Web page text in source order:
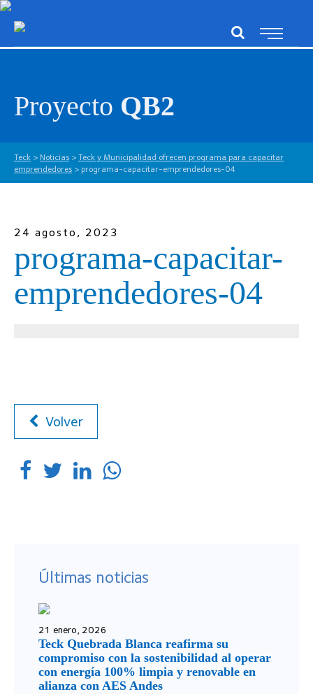
Proyecto QB2
Teck > Noticias > Teck y Municipalidad ofrecen programa para capacitar
emprendedores > programa-capacitar-emprendedores-04
24 agosto, 2023
programa-capacitar-
emprendedores-04
Volver
Últimas noticias
21 enero, 2026
Teck Quebrada Blanca reafirma su
compromiso con la sostenibilidad al operar
con energía 100% limpia y renovable en
alianza con AES Andes